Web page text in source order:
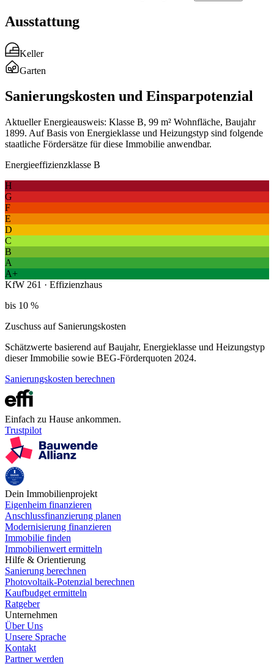
Ausstattung
Keller
Garten
Sanierungskosten und Einsparpotenzial
Aktueller Energieausweis: Klasse B, 99 m² Wohnfläche, Baujahr
1899. Auf Basis von Energieklasse und Heizungstyp sind folgende
staatliche Fördersätze für diese Immobilie anwendbar.
Energieeffizienzklasse B
H
G
F
E
D
C
B
A
A+
KfW 261 · Effizienzhaus
bis 10 %
Zuschuss auf Sanierungskosten
Schätzwerte basierend auf Baujahr, Energieklasse und Heizungstyp
dieser Immobilie sowie BEG-Förderquoten 2024.
Sanierungskosten berechnen
Einfach zu Hause ankommen.
Trustpilot
Dein Immobilienprojekt
Eigenheim finanzieren
Anschlussfinanzierung planen
Modernisierung finanzieren
Immobilie finden
Immobilienwert ermitteln
Hilfe & Orientierung
Sanierung berechnen
Photovoltaik-Potenzial berechnen
Kaufbudget ermitteln
Ratgeber
Unternehmen
Über Uns
Unsere Sprache
Kontakt
Partner werden